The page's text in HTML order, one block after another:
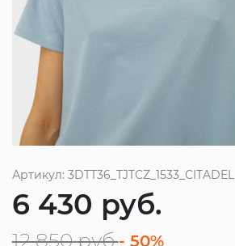
Артикул: 3DTT36_TJTCZ_1533_CITADEL
6 430 руб.
12 850 руб.- 50%